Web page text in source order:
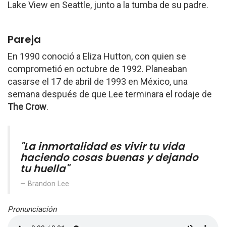
Lake View en Seattle, junto a la tumba de su padre.
Pareja
En 1990 conoció a Eliza Hutton, con quien se
comprometió en octubre de 1992. Planeaban
casarse el 17 de abril de 1993 en México, una
semana después de que Lee terminara el rodaje de
The Crow.
"La inmortalidad es vivir tu vida
haciendo cosas buenas y dejando
tu huella"
Brandon Lee
Pronunciación